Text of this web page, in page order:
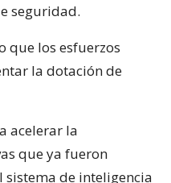
seguridad.
que los esfuerzos
la dotación de
acelerar la
que ya fueron
de inteligencia